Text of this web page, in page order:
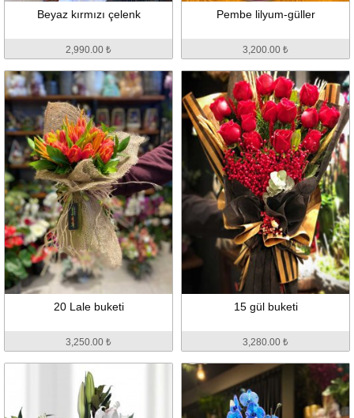
Beyaz kırmızı çelenk
2,990.00 ₺
Pembe lilyum-güller
3,200.00 ₺
20 Lale buketi
3,250.00 ₺
15 gül buketi
3,280.00 ₺